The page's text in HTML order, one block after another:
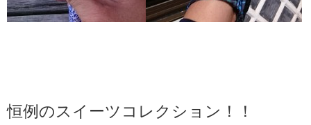
恒例のスイーツコレクション！！